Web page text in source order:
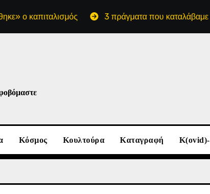
ο καπιταλισμός 3 πράγματα που καταλάβαμε από
Κόσμος Κουλτούρα Καταγραφή